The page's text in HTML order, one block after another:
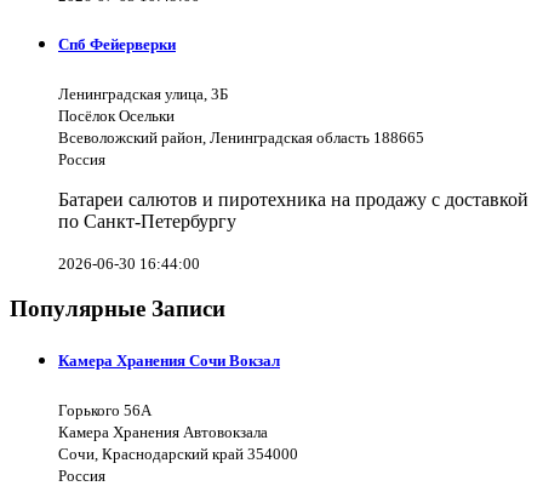
Спб Фейерверки
Ленинградская улица, 3Б
Посёлок Осельки
Всеволожский район, Ленинградская область 188665
Россия
Батареи салютов и пиротехника на продажу с доставкой
по Санкт-Петербургу
2026-06-30 16:44:00
Популярные Записи
Камера Хранения Сочи Вокзал
Горького 56А
Камера Хранения Автовокзала
Сочи, Краснодарский край 354000
Россия